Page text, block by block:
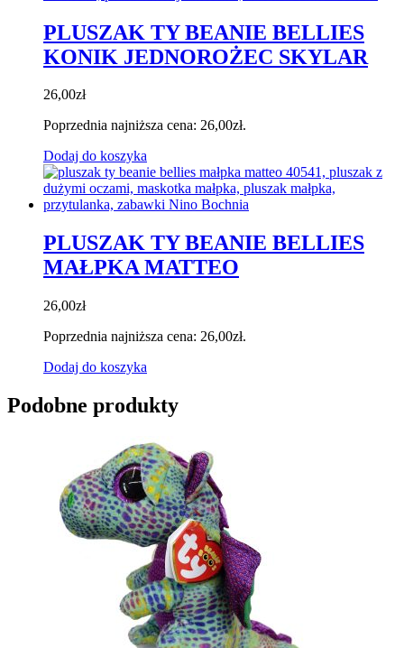
PLUSZAK TY BEANIE BELLIES
KONIK JEDNOROŻEC SKYLAR
26,00zł
Poprzednia najniższa cena: 26,00zł.
Dodaj do koszyka
PLUSZAK TY BEANIE BELLIES
MAŁPKA MATTEO
26,00zł
Poprzednia najniższa cena: 26,00zł.
Dodaj do koszyka
Podobne produkty